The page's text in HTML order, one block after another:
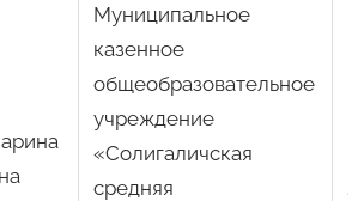
Муниципальное
казенное
общеобразовательное
учреждение
«Солигаличская
средняя